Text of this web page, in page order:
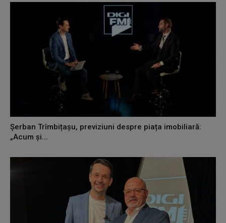
Șerban Trîmbițașu, previziuni despre piața imobiliară:
„Acum și...